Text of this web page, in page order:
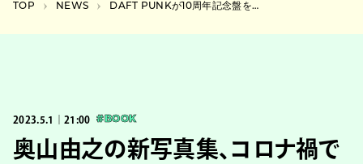
TOP NEWS DAFT PUNKが10周年記念盤をリリース、35分の未発表音源を追加収録
2023.5.1｜21:00 #BOOK
奥山由之の新写真集、コロナ禍で